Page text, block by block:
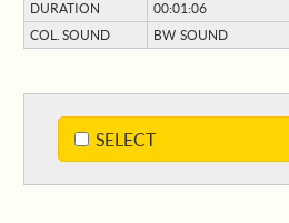
DURATION
00:01:06
COL. SOUND
BW SOUND
SELECT